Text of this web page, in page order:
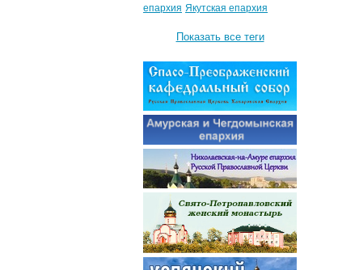
епархия Якутская епархия
Показать все теги